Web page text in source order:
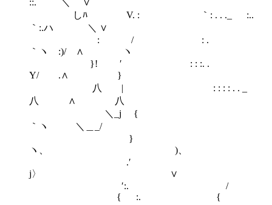
しﾊ V. : ｀: . . ._ :..
｀:.ハ ＼ ∨
: / : .
｀ヽ :)/ ∧ ヽ
}! ′ : : :. .
Y/ .∧ }
八 | : : : : . . _
八 ∧ 八
＼_j {
｀ヽ ＼＿_/
}
ヽ、 )、
.′
j〉 ∨
′:. /
{ :. {